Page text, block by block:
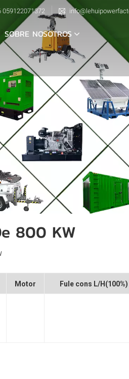
059122071372
SOBRE NOSOTROS
800 KW
Motor Fule cons L/H(100%)